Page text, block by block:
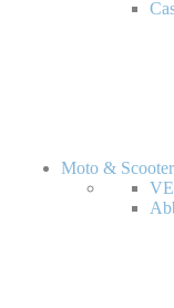
Moto & Scooter